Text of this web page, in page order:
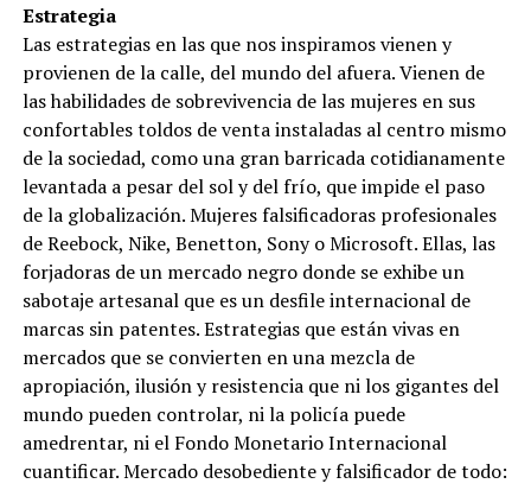
Estrategia
Las estrategias en las que nos inspiramos vienen y
provienen de la calle, del mundo del afuera. Vienen de
las habilidades de sobrevivencia de las mujeres en sus
confortables toldos de venta instaladas al centro mismo
de la sociedad, como una gran barricada cotidianamente
levantada a pesar del sol y del frío, que impide el paso
de la globalización. Mujeres falsificadoras profesionales
de Reebock, Nike, Benetton, Sony o Microsoft. Ellas, las
forjadoras de un mercado negro donde se exhibe un
sabotaje artesanal que es un desfile internacional de
marcas sin patentes. Estrategias que están vivas en
mercados que se convierten en una mezcla de
apropiación, ilusión y resistencia que ni los gigantes del
mundo pueden controlar, ni la policía puede
amedrentar, ni el Fondo Monetario Internacional
cuantificar. Mercado desobediente y falsificador de todo: